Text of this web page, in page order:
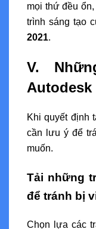
mọi thứ đều
trình sáng tạo
2021.
V.
Autodesk
Khi quyết định
cần lưu ý để
muốn.
Tải những
để tránh bị
Chọn lựa các